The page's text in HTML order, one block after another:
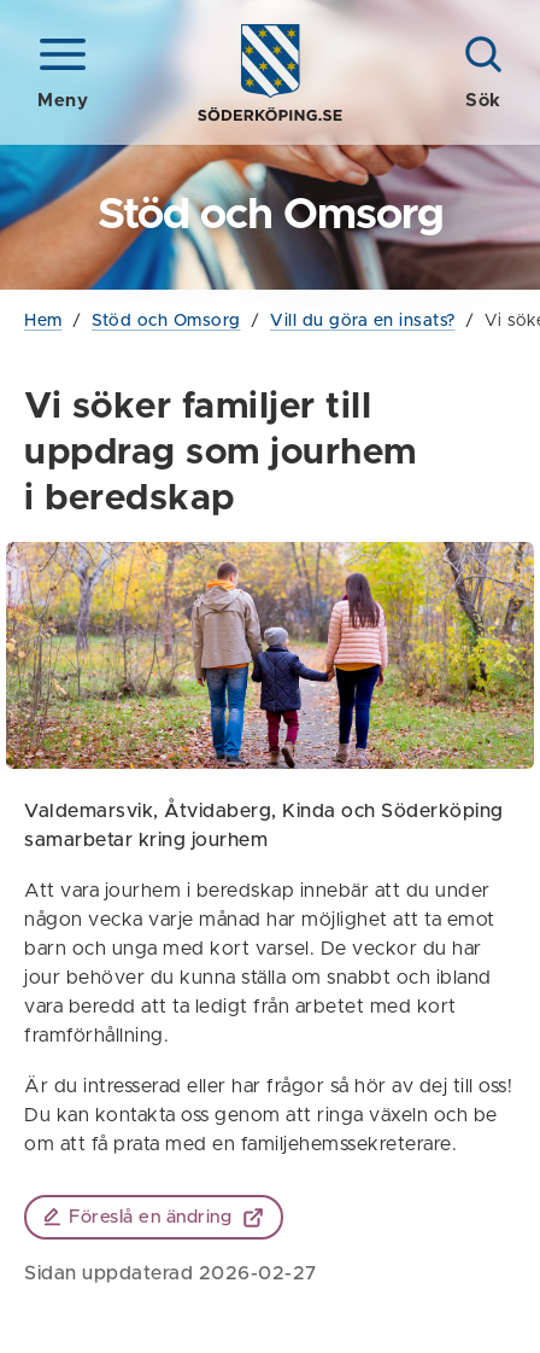
Meny Sök
Stöd och Omsorg
Hem / Stöd och Omsorg / Vill du göra en insats? / Vi
Vi söker familjer till
uppdrag som jourhem
i beredskap
Valdemarsvik, Åtvidaberg, Kinda och Söderköping
samarbetar kring jourhem
Att vara jourhem i beredskap innebär att du under
någon vecka varje månad har möjlighet att ta emot
barn och unga med kort varsel. De veckor du har
jour behöver du kunna ställa om snabbt och ibland
vara beredd att ta ledigt från arbetet med kort
framförhållning.
Är du intresserad eller har frågor så hör av dej till oss!
Du kan kontakta oss genom att ringa växeln och be
om att få prata med en familjehemssekreterare.
Föreslå en ändring
Sidan uppdaterad 2026-02-27